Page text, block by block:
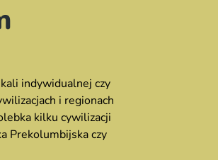
indywidualnej czy
i regionach
kilku cywilizacji
Prekolumbijska czy